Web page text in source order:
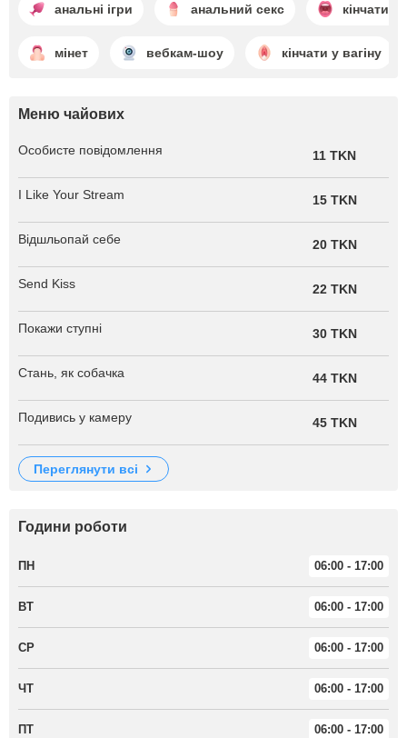
анальні ігри анальний секс кінчати в
мінет вебкам-шоу кінчати у вагіну
Меню чайових
Особисте повідомлення 11 TKN
I Like Your Stream 15 TKN
Відшльопай себе 20 TKN
Send Kiss 22 TKN
Покажи ступні 30 TKN
Стань, як собачка 44 TKN
Подивись у камеру 45 TKN
переглянути всі
Години роботи
ПН 06:00 - 17:00
ВТ 06:00 - 17:00
СР 06:00 - 17:00
ЧТ 06:00 - 17:00
ПТ 06:00 - 17:00